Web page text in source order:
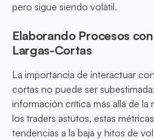
pero sigue siendo volátil.
Elaborando Procesos
Largas-Cortas
La importancia de interactuar
cortas no puede ser
información crítica más allá de la
los traders astutos, estas
tendencias a la baja y hitos de